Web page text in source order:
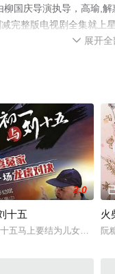
国庆导演执导，高瑜,
完整版电视剧全集就上
 展开全
人情百态，见微知著揭
2.0
十五
五马上要结为儿女亲家，
火
阮